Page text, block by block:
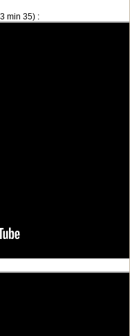
min 35) :